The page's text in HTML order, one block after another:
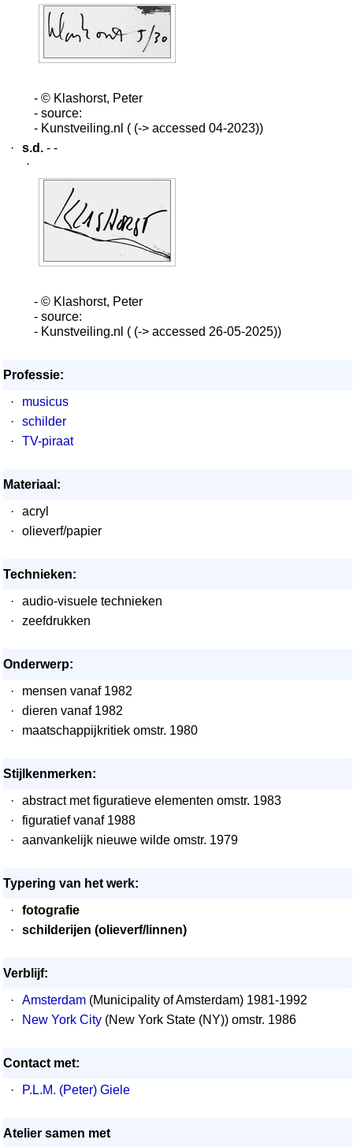
- © Klashorst, Peter
- source:
- Kunstveiling.nl ( (-> accessed 04-2023))
·
s.d. - -
·
- © Klashorst, Peter
- source:
- Kunstveiling.nl ( (-> accessed 26-05-2025))
Professie:
·
musicus
·
schilder
·
TV-piraat
Materiaal:
·
acryl
·
olieverf/papier
Technieken:
·
audio-visuele technieken
·
zeefdrukken
Onderwerp:
·
mensen vanaf 1982
·
dieren vanaf 1982
·
maatschappijkritiek omstr. 1980
Stijlkenmerken:
·
abstract met figuratieve elementen omstr. 1983
·
figuratief vanaf 1988
·
aanvankelijk nieuwe wilde omstr. 1979
Typering van het werk:
·
fotografie
·
schilderijen (olieverf/linnen)
Verblijf:
·
Amsterdam (Municipality of Amsterdam) 1981-1992
·
New York City (New York State (NY)) omstr. 1986
Contact met:
·
P.L.M. (Peter) Giele
Atelier samen met